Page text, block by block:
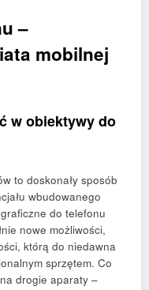
–
mobilnej
w obiektywy do
to doskonały sposób
wbudowanego
do telefonu
nowe możliwości,
którą do niedawna
sprzętem. Co
drogie aparaty –